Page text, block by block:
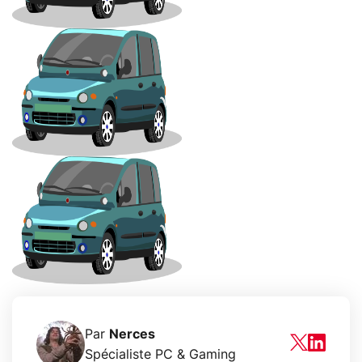
Par Nerces
Spécialiste PC & Gaming